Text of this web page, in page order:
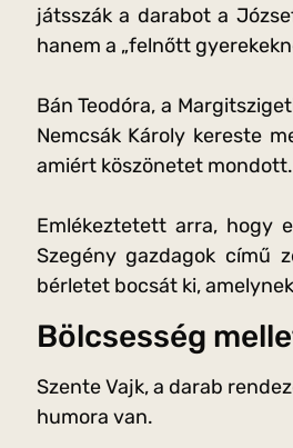
játsszák a darabot a
hanem a „felnőtt
Bán Teodóra, a
Nemcsák Károly kereste
amiért köszönetet
Emlékeztetett arra, hogy
Szegény gazdagok című
bérletet bocsát ki,
Bölcsesség
Szente Vajk, a darab
humora van.